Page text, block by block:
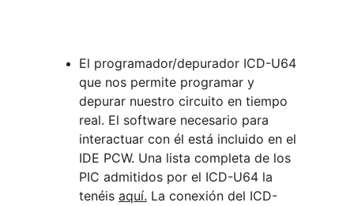
El programador/depurador ICD-U64
que nos permite programar y
depurar nuestro circuito en tiempo
real. El software necesario para
interactuar con él está incluido en el
IDE PCW. Una lista completa de los
PIC admitidos por el ICD-U64 la
tenéis aquí. La conexión del ICD-